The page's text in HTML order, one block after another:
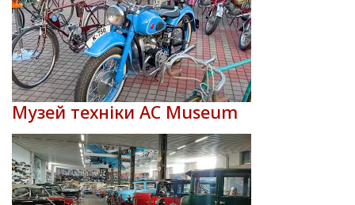
Музей техніки AC Museum